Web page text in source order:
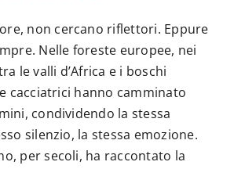
non cercano riflettori. Eppure
Nelle foreste europee, nei
le valli d’Africa e i boschi
cacciatrici hanno camminato
condividendo la stessa
silenzio, la stessa emozione.
per secoli, ha raccontato la